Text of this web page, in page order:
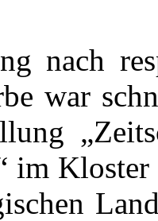
nach
war
im